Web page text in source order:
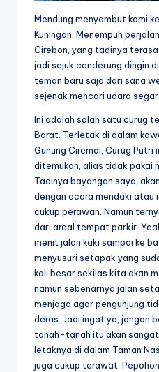
Mendung menyambut kami
Kuningan. Menempuh
Cirebon, yang tadinya
jadi sejuk cenderung dingin
teman baru saja dari sana
sejenak mencari udara segar.
Ini adalah salah satu curug
Barat. Terletak di dalam
Gunung Ciremai, Curug Putri
ditemukan, alias tidak pakai
Tadinya bayangan saya,
dengan acara mendaki atau
cukup perawan. Namun
dari areal tempat parkir.
menit jalan kaki sampai ke
menyusuri setapak yang
kali besar sekilas kita akan
namun sebenarnya jalan
menjaga agar pengunjung
deras. Jadi ingat ya, jangan
tanah-tanah itu akan sangat
letaknya di dalam Taman
juga cukup terawat.